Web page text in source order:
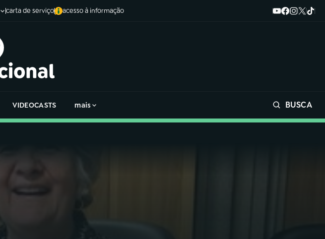
carta de serviço acesso à informação
VIDEOCASTS mais BUSCA